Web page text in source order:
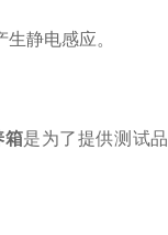
静电感应。
箱是为了提供测试